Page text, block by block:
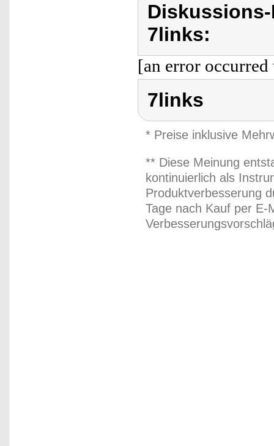
7links:
[an error
7links
* Preise inklusive
** Diese Meinung
kontinuierlich als
Produktverbesserung
Tage nach Kauf per E-